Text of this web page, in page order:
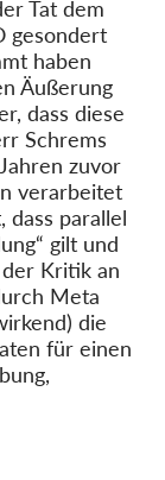
Tat dem
gesondert
haben
Äußerung
dass diese
Schrems
zuvor
verarbeitet
dass parallel
gilt und
Kritik an
Meta
die
für einen